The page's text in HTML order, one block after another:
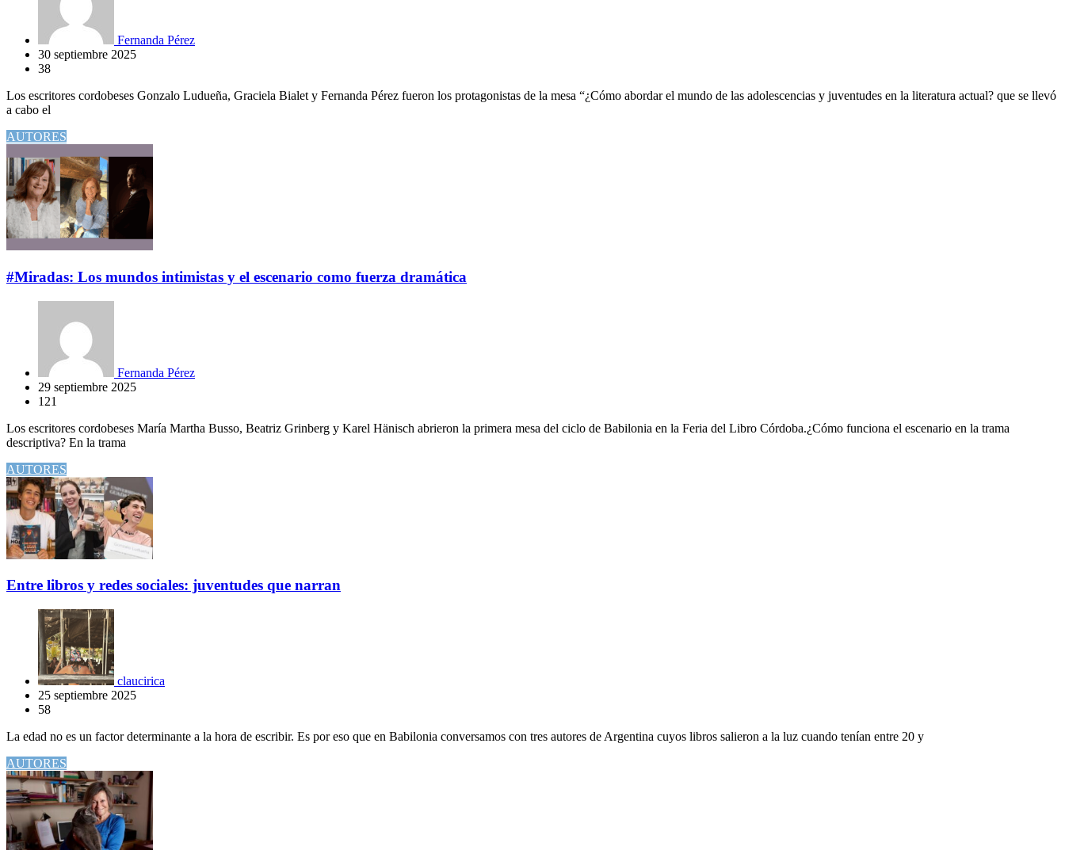
Fernanda Pérez
30 septiembre 2025
38
Los escritores cordobeses Gonzalo Ludueña, Graciela Bialet y Fernanda Pérez fueron los protagonistas de la mesa “¿Cómo abordar el mundo de las adolescencias y juventudes en la literatura actual? que se llevó
a cabo el
AUTORES
#Miradas: Los mundos intimistas y el escenario como fuerza dramática
Fernanda Pérez
29 septiembre 2025
121
Los escritores cordobeses María Martha Busso, Beatriz Grinberg y Karel Hänisch abrieron la primera mesa del ciclo de Babilonia en la Feria del Libro Córdoba.¿Cómo funciona el escenario en la trama
descriptiva? En la trama
AUTORES
Entre libros y redes sociales: juventudes que narran
claucirica
25 septiembre 2025
58
La edad no es un factor determinante a la hora de escribir. Es por eso que en Babilonia conversamos con tres autores de Argentina cuyos libros salieron a la luz cuando tenían entre 20 y
AUTORES